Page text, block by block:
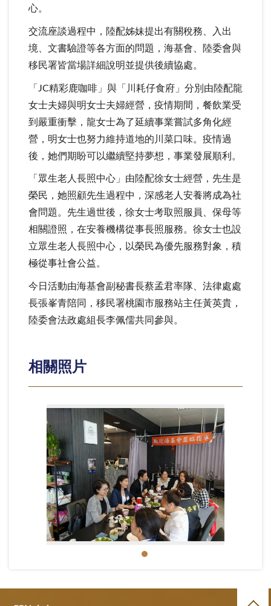
心。
交流座談過程中，陸配姊妹提出有關稅務、入出
境、文書驗證等各方面的問題，海基會、陸委會與
移民署皆當場詳細說明並提供後續協處。
「JC精彩鹿咖啡」與「川耗仔食府」分別由陸配龍
女士夫婦與明女士夫婦經營，疫情期間，餐飲業受
到嚴重衝擊，龍女士為了延續事業嘗試多角化經
營，明女士也努力維持道地的川菜口味。疫情過
後，她們期盼可以繼續堅持夢想，事業發展順利。
「眾生老人長照中心」由陸配徐女士經營，先生是
榮民，她照顧先生過程中，深感老人安養將成為社
會問題。先生過世後，徐女士考取照服員、保母等
相關證照，在安養機構從事長照服務。徐女士也設
立眾生老人長照中心，以榮民為優先服務對象，積
極從事社會公益。
今日活動由海基會副秘書長蔡孟君率隊、法律處處
長張峯青陪同，移民署桃園市服務站主任黃英貴，
陸委會法政處組長李佩儒共同參與。
相關照片